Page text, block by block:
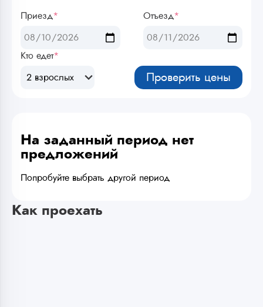
Приезд* Отъезд*
Кто едет*
2 взрослых Проверить цены
На заданный период нет
предложений
Попробуйте выбрать другой период
Как проехать